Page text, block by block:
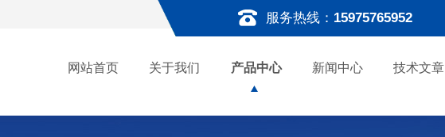
服务热线： 15975765952
网站首页 关于我们 产品中心 新闻中心 技术文章